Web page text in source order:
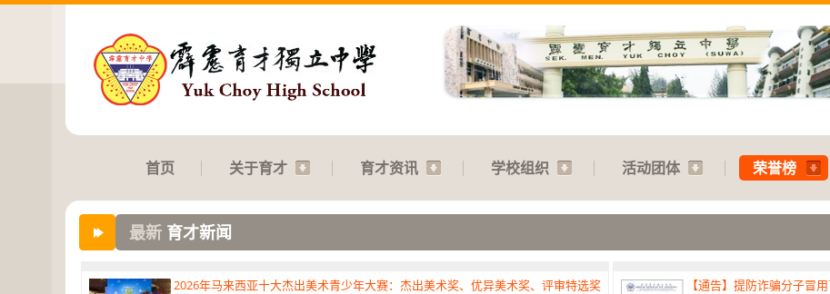
首页 关于育才 育才资讯 学校组织 活动团体 荣誉榜
最新 育才新闻
2026年马来西亚十大杰出美术青少年大赛：杰出美术奖、优异美术奖、评审特选奖
【通告】提防诈骗分子冒